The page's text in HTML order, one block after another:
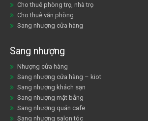
Cho thuê phòng trọ, nhà trọ
Cho thuê văn phòng
Sang nhượng cửa hàng
Sang nhượng
Nhượng cửa hàng
Sang nhượng cửa hàng – kiot
Sang nhượng khách sạn
Sang nhượng mặt bằng
Sang nhượng quán cafe
Sang nhượng salon tóc